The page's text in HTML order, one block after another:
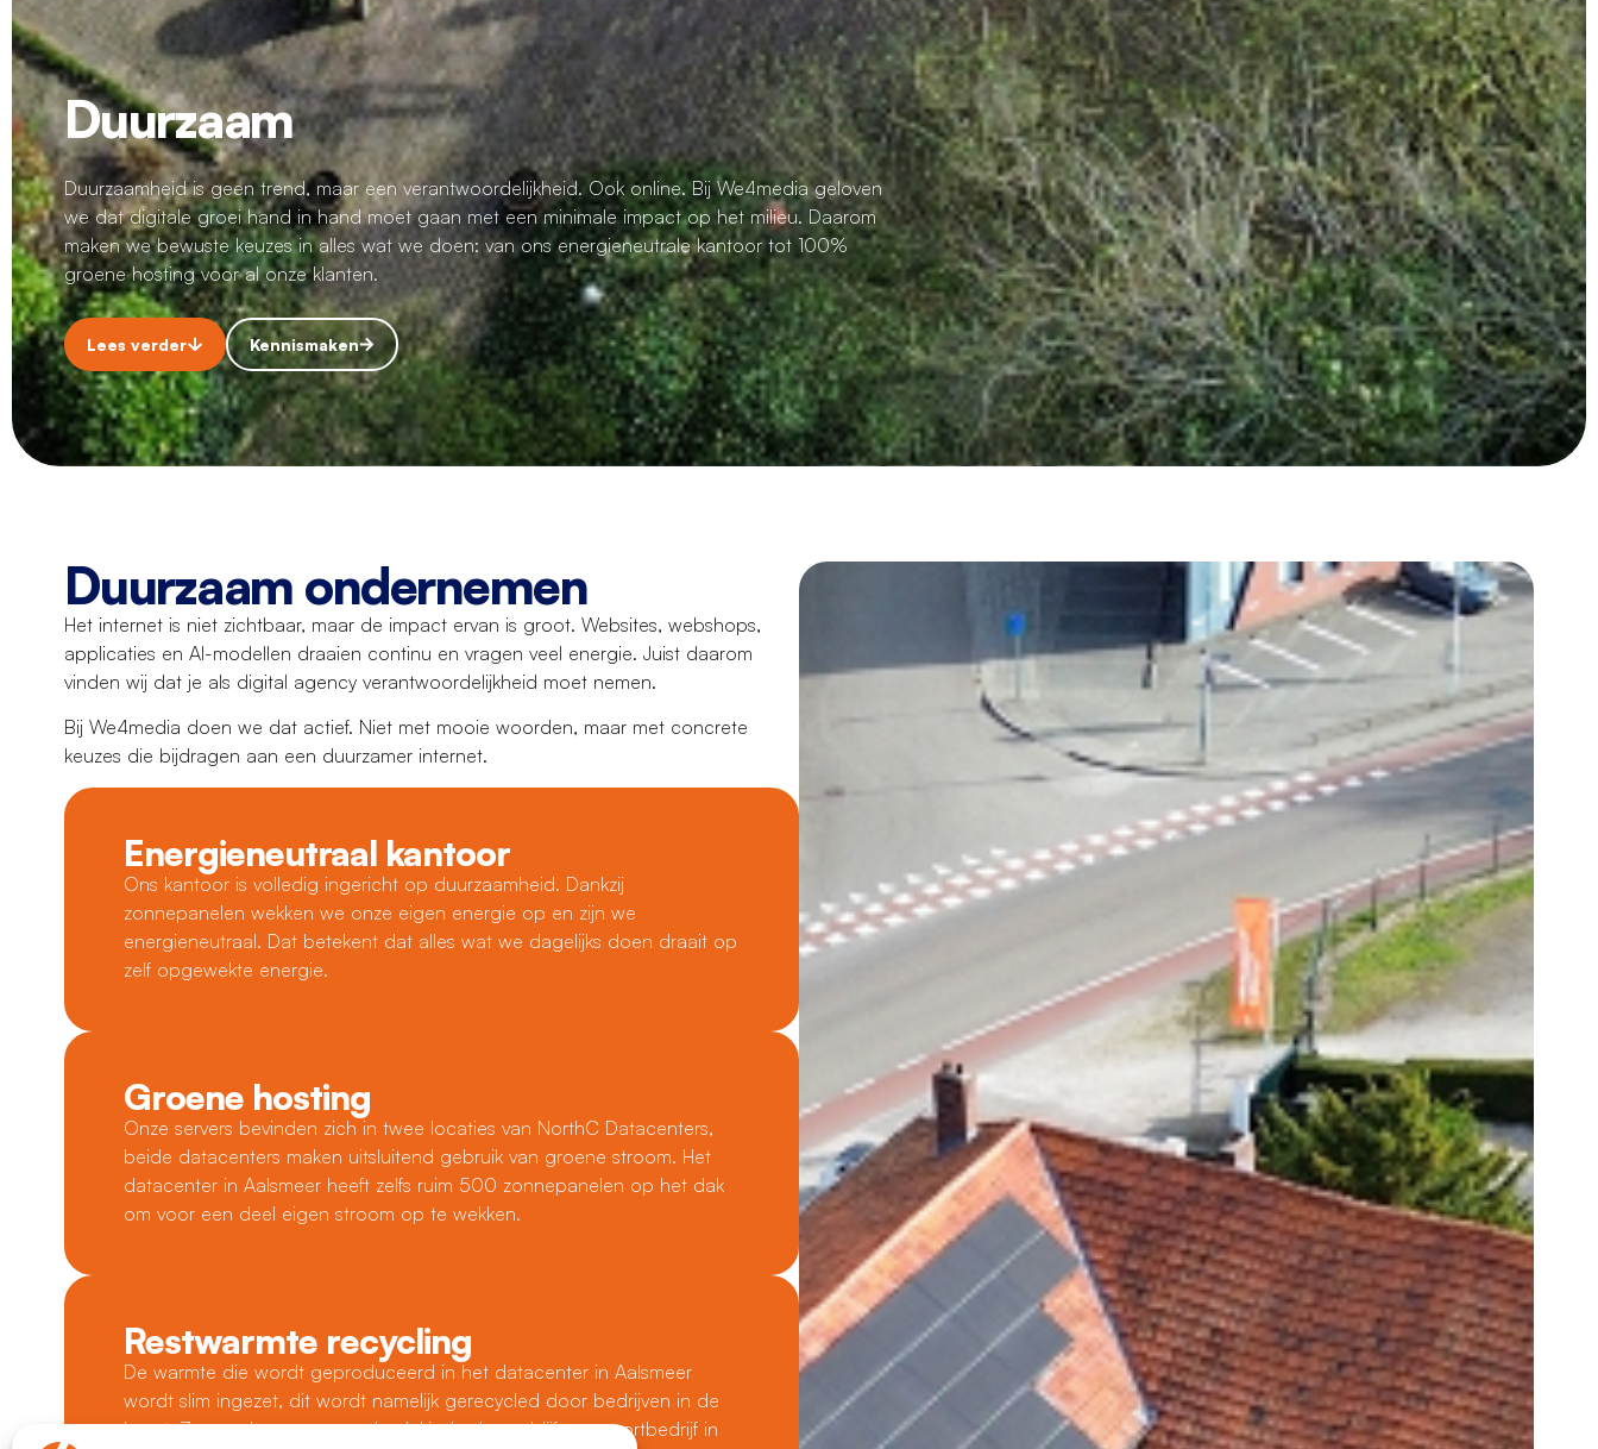
Duurzaam
Duurzaamheid is geen trend, maar een verantwoordelijkheid. Ook online. Bij We4media geloven
we dat digitale groei hand in hand moet gaan met een minimale impact op het milieu. Daarom
maken we bewuste keuzes in alles wat we doen: van ons energieneutrale kantoor tot 100%
groene hosting voor al onze klanten.
Lees verder Kennismaken
Duurzaam ondernemen
Het internet is niet zichtbaar, maar de impact ervan is groot. Websites, webshops,
applicaties en AI-modellen draaien continu en vragen veel energie. Juist daarom
vinden wij dat je als digital agency verantwoordelijkheid moet nemen.
Bij We4media doen we dat actief. Niet met mooie woorden, maar met concrete
keuzes die bijdragen aan een duurzamer internet.
Energieneutraal kantoor
Ons kantoor is volledig ingericht op duurzaamheid. Dankzij
zonnepanelen wekken we onze eigen energie op en zijn we
energieneutraal. Dat betekent dat alles wat we dagelijks doen draait op
zelf opgewekte energie.
Groene hosting
Onze servers bevinden zich in twee locaties van NorthC Datacenters,
beide datacenters maken uitsluitend gebruik van groene stroom. Het
datacenter in Aalsmeer heeft zelfs ruim 500 zonnepanelen op het dak
om voor een deel eigen stroom op te wekken.
Restwarmte recycling
De warmte die wordt geproduceerd in het datacenter in Aalsmeer
wordt slim ingezet, dit wordt namelijk gerecycled door bedrijven in de
buurt. Zo wordt er een zwembad, kinderdagverblijf en exportbedrijf in